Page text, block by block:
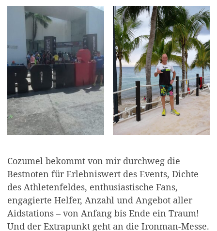
Cozumel bekommt von mir durchweg die
Bestnoten für Erlebniswert des Events, Dichte
des Athletenfeldes, enthusiastische Fans,
engagierte Helfer, Anzahl und Angebot aller
Aidstations – von Anfang bis Ende ein Traum!
Und der Extrapunkt geht an die Ironman-Messe.